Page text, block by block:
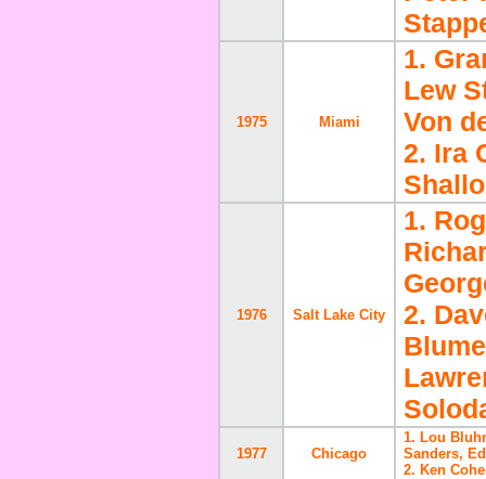
1975 Miami
1.
Lew
Von
2. Ira
1976 Salt Lake City
1.
2.
1977 Chicago
1. Lou
Sanders,
2. Ken